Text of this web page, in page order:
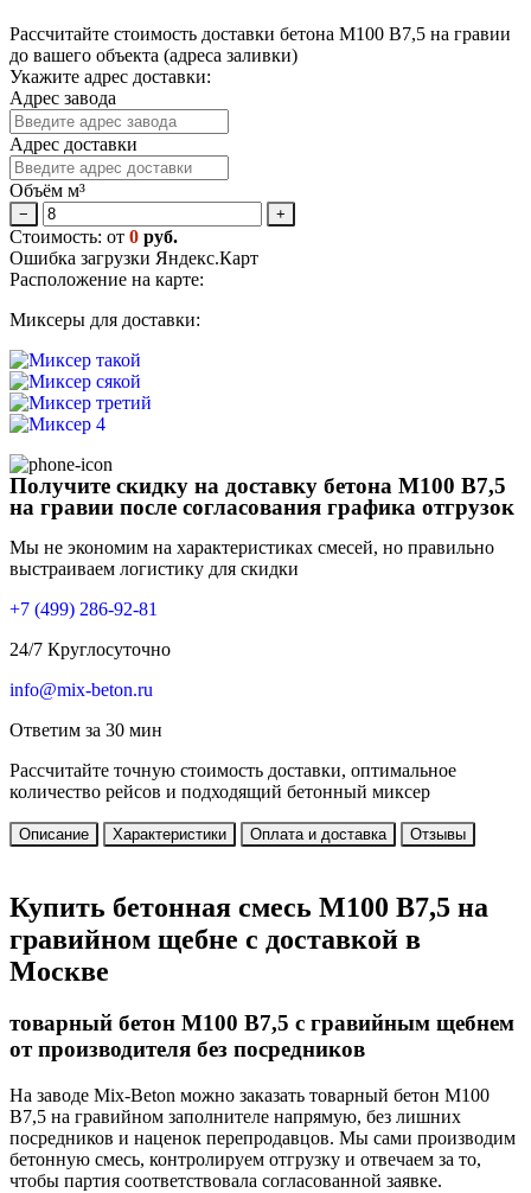
Рассчитайте стоимость доставки бетона М100 В7,5 на гравии
до вашего объекта (адреса заливки)
Укажите адрес доставки:
Адрес завода
Адрес доставки
Объём м³
− +
Стоимость: от 0 руб.
Ошибка загрузки Яндекс.Карт
Расположение на карте:
Миксеры для доставки:
Получите скидку на доставку бетона М100 В7,5
на гравии после согласования графика отгрузок
Мы не экономим на характеристиках смесей, но правильно
выстраиваем логистику для скидки
+7 (499) 286-92-81
24/7 Круглосуточно
info@mix-beton.ru
Ответим за 30 мин
Рассчитайте точную стоимость доставки, оптимальное
количество рейсов и подходящий бетонный миксер
Описание Характеристики Оплата и доставка Отзывы
Купить бетонная смесь М100 В7,5 на
гравийном щебне с доставкой в
Москве
товарный бетон М100 В7,5 с гравийным щебнем
от производителя без посредников
На заводе Mix-Beton можно заказать товарный бетон М100
В7,5 на гравийном заполнителе напрямую, без лишних
посредников и наценок перепродавцов. Мы сами производим
бетонную смесь, контролируем отгрузку и отвечаем за то,
чтобы партия соответствовала согласованной заявке.